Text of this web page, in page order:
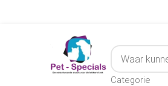
Categorie